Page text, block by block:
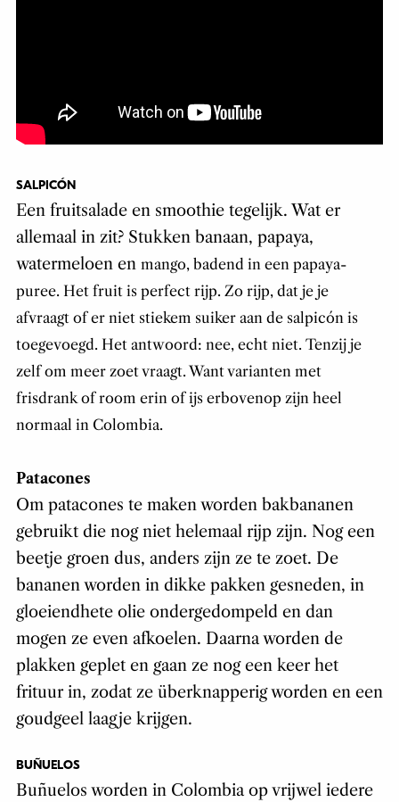
SALPICÓN
Een fruitsalade en smoothie tegelijk. Wat er
allemaal in zit? Stukken banaan, papaya,
watermeloen en mango, badend in een papaya-
puree. Het fruit is perfect rijp. Zo rijp, dat je je
afvraagt of er niet stiekem suiker aan de salpicón is
toegevoegd. Het antwoord: nee, echt niet. Tenzij je
zelf om meer zoet vraagt. Want varianten met
frisdrank of room erin of ijs erbovenop zijn heel
normaal in Colombia.
Patacones
Om patacones te maken worden bakbananen
gebruikt die nog niet helemaal rijp zijn. Nog een
beetje groen dus, anders zijn ze te zoet. De
bananen worden in dikke pakken gesneden, in
gloeiendhete olie ondergedompeld en dan
mogen ze even afkoelen. Daarna worden de
plakken geplet en gaan ze nog een keer het
frituur in, zodat ze überknapperig worden en een
goudgeel laagje krijgen.
BUÑUELOS
Buñuelos worden in Colombia op vrijwel iedere